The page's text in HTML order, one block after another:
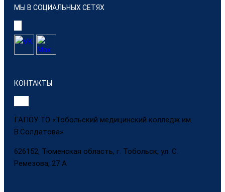
МЫ В СОЦИАЛЬНЫХ СЕТЯХ
КОНТАКТЫ
ГАПОУ ТО «Тобольский медицинский колледж им.
В.Солдатова»
626152, Тюменская область, г. Тобольск, ул. С.
Ремезова, 27 А